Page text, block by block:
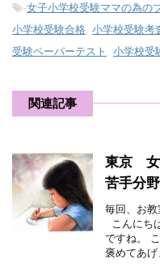
-女子小学校受験ママの為の
小学校受験合格 小学校受験考
受験ペーパーテスト
小学校受
関連記事
東京 女
苦手分
毎回、お教
こんにち
ですね。
褒めてあげ